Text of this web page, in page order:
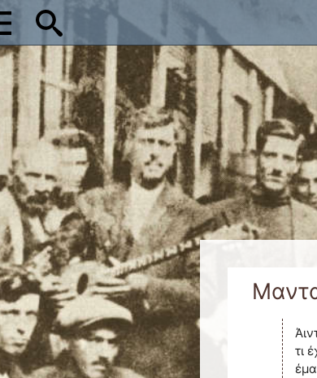
τι